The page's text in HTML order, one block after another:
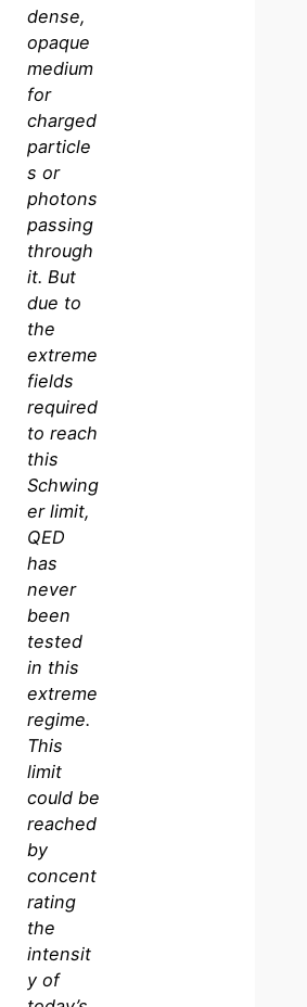
dense,
opaque
medium
for
charged
particle
s or
photons
passing
through
it. But
due to
the
extreme
fields
required
to reach
this
Schwing
er limit,
QED
has
never
been
tested
in this
extreme
regime.
This
limit
could be
reached
by
concent
rating
the
intensit
y of